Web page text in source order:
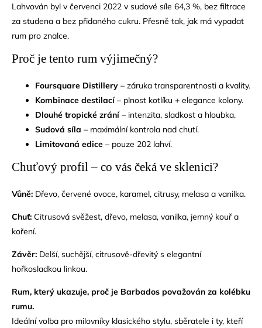
Lahvován byl v červenci 2022 v sudové síle 64,3 %, bez filtrace
za studena a bez přidaného cukru. Přesně tak, jak má vypadat
rum pro znalce.
Proč je tento rum výjimečný?
Foursquare Distillery – záruka transparentnosti a kvality.
Kombinace destilací– plnost kotlíku + elegance kolony.
Dlouhé tropické zrání– intenzita, sladkost a hloubka.
Sudová síla – maximální kontrola nad chutí.
Limitovaná edice – pouze 202 lahví.
Chuťový profil – co vás čeká ve sklenici?
Vůně: Dřevo, červené ovoce, karamel, citrusy, melasa a vanilka.
Chuť: Citrusová svěžest, dřevo, melasa, vanilka, jemný kouř a
koření.
Závěr: Delší, suchější, citrusově-dřevitý s elegantní
hořkosladkou linkou.
Rum, který ukazuje, proč je Barbados považován za kolébku
rumu.
Ideální volba pro milovníky klasického stylu, sběratele i ty, kteří